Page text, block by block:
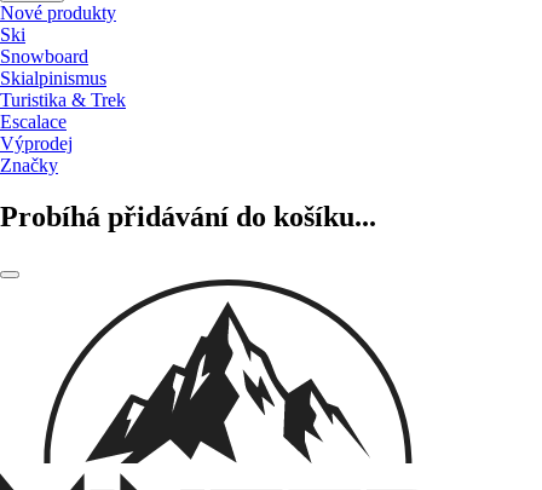
Nové produkty
Ski
Snowboard
Skialpinismus
Turistika & Trek
Escalace
Výprodej
Značky
Probíhá přidávání do košíku...